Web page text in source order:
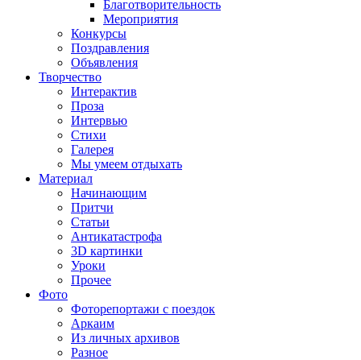
Благотворительность
Мероприятия
Конкурсы
Поздравления
Объявления
Творчество
Интерактив
Проза
Интервью
Стихи
Галерея
Мы умеем отдыхать
Материал
Начинающим
Притчи
Статьи
Антикатастрофа
3D картинки
Уроки
Прочее
Фото
Фоторепортажи с поездок
Аркаим
Из личных архивов
Разное